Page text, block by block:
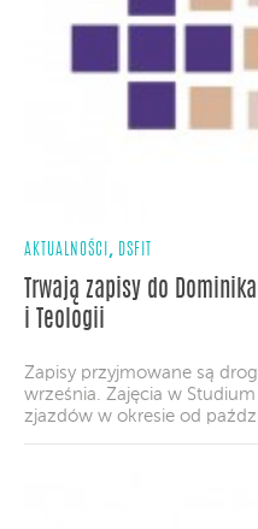
AKTUALNOŚCI , DSFIT
Trwają zapisy do
i Teologii
Zapisy przyjmowane są
września. Zajęcia w
zjazdów w okresie od